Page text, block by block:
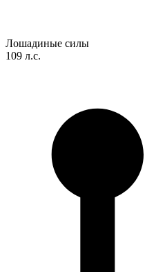
Лошадиные силы
109 л.с.